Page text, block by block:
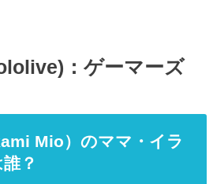
：ゲーマーズ
Mio）のママ・イラ
？